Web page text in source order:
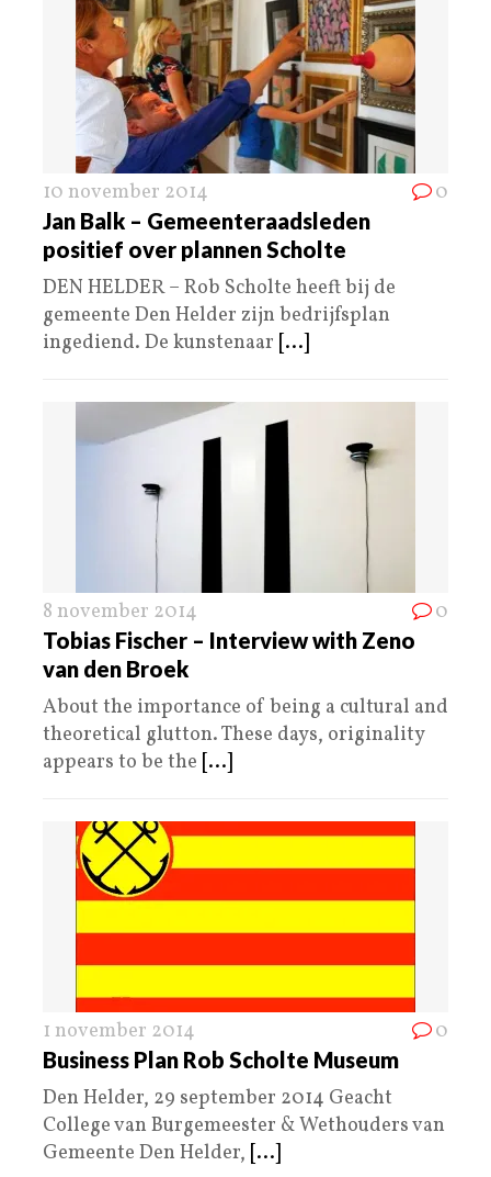
10 november 2014 0
Jan Balk – Gemeenteraadsleden
positief over plannen Scholte
DEN HELDER – Rob Scholte heeft bij de
gemeente Den Helder zijn bedrijfsplan
ingediend. De kunstenaar [...]
8 november 2014 0
Tobias Fischer – Interview with Zeno
van den Broek
About the importance of being a cultural and
theoretical glutton. These days, originality
appears to be the [...]
1 november 2014 0
Business Plan Rob Scholte Museum
Den Helder, 29 september 2014 Geacht
College van Burgemeester & Wethouders van
Gemeente Den Helder, [...]